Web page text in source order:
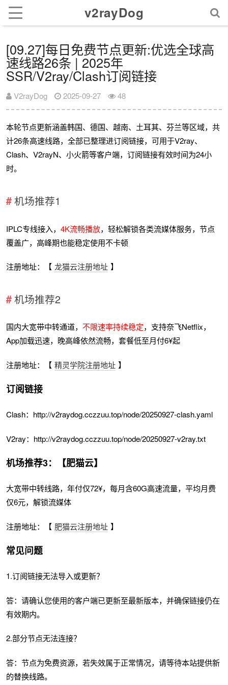
v2rayDog
[09.27]每日免费节点更新:优选全球高
速线路26条 | 2025年
SSR/V2ray/Clash订阅链接
V2rayDog 2025-09-27 48
本轮节点更新涵盖韩国、德国、越南、土耳其、芬兰等区域，共
计26条高速线路，全部已整理进订阅链接，可用于V2ray、
Clash、V2rayN、小火箭等客户端，订阅链接有效时间为24小
时。
机场推荐1
IPLC专线接入，4K流畅播放，轻松解锁各类流媒体服务，节点
覆盖广，高峰期也能稳定使用不卡顿
注册地址：【 龙猫云注册地址 】
机场推荐2
国内大宽带中转通道，不限速率持续稳定，支持奈飞Netflix，
App加载迅速，晚高峰依然流畅，套餐低至月付6¥起
注册地址：【 精灵学院注册地址 】
订阅链接
Clash：http://v2raydog.cczzuu.top/node/20250927-clash.yaml
V2ray：http://v2raydog.cczzuu.top/node/20250927-v2ray.txt
机场推荐3：【肥猫云】
大宽带中转线路，年付仅72¥，每月含60G高速流量，平均月费
仅6元，解锁流媒体
注册地址：【 肥猫云注册地址 】
常见问题
1.订阅链接无法导入或更新？
答：请确认您使用的客户端已更新至最新版本，并确保链接仍在
有效期内。
2.部分节点无法连接？
答：节点为免费资源，若失效属于正常情况，请等待本站提供新
的替换线路。